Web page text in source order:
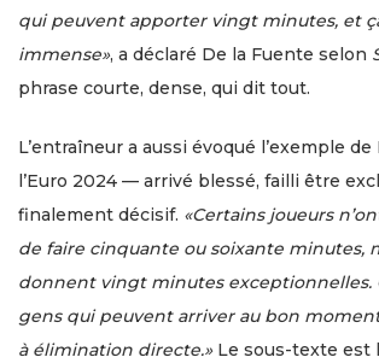
qui peuvent apporter vingt minutes, et
immense», a déclaré De la Fuente selon
phrase courte, dense, qui dit tout.
L’entraîneur a aussi évoqué l’exemple
l’Euro 2024 — arrivé blessé, failli être
finalement décisif. «Certains joueurs
de faire cinquante ou soixante minutes,
donnent vingt minutes exceptionnelles.
gens qui peuvent arriver au bon
à élimination directe.»Le sous-texte est